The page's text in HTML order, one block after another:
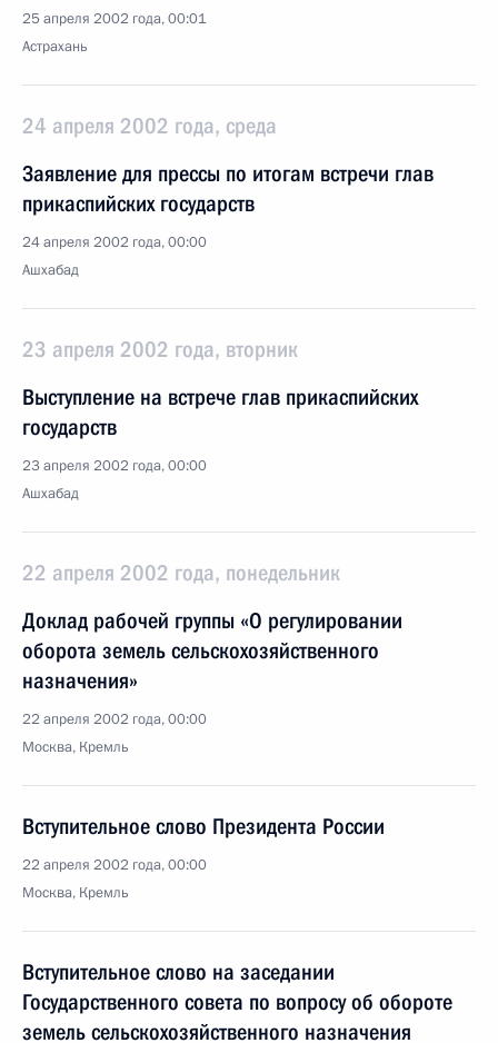
25 апреля 2002 года, 00:01
Астрахань
24 апреля 2002 года, среда
Заявление для прессы по итогам встречи глав
прикаспийских государств
24 апреля 2002 года, 00:00
Ашхабад
23 апреля 2002 года, вторник
Выступление на встрече глав прикаспийских
государств
23 апреля 2002 года, 00:00
Ашхабад
22 апреля 2002 года, понедельник
Доклад рабочей группы «О регулировании
оборота земель сельскохозяйственного
назначения»
22 апреля 2002 года, 00:00
Москва, Кремль
Вступительное слово Президента России
22 апреля 2002 года, 00:00
Москва, Кремль
Вступительное слово на заседании
Государственного совета по вопросу об обороте
земель сельскохозяйственного назначения